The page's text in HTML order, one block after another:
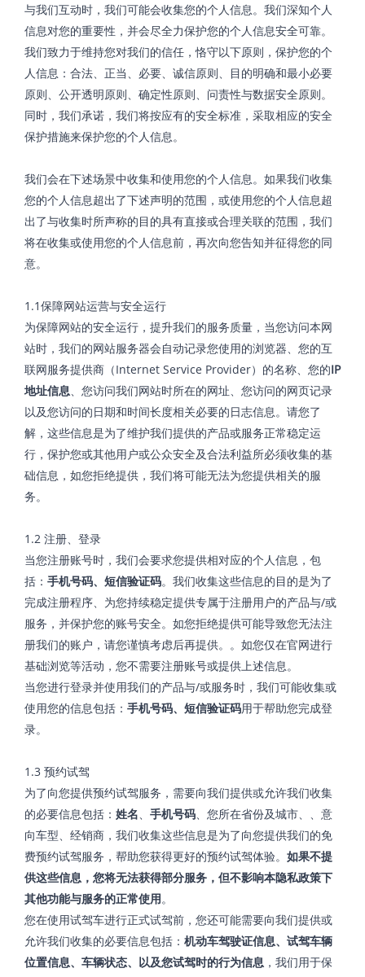
与我们互动时，我们可能会收集您的个人信息。我们深知个人
信息对您的重要性，并会尽全力保护您的个人信息安全可靠。
我们致力于维持您对我们的信任，恪守以下原则，保护您的个
人信息：合法、正当、必要、诚信原则、目的明确和最小必要
原则、公开透明原则、确定性原则、问责性与数据安全原则。
同时，我们承诺，我们将按应有的安全标准，采取相应的安全
保护措施来保护您的个人信息。
我们会在下述场景中收集和使用您的个人信息。如果我们收集
您的个人信息超出了下述声明的范围，或使用您的个人信息超
出了与收集时所声称的目的具有直接或合理关联的范围，我们
将在收集或使用您的个人信息前，再次向您告知并征得您的同
意。
1.1保障网站运营与安全运行
为保障网站的安全运行，提升我们的服务质量，当您访问本网
站时，我们的网站服务器会自动记录您使用的浏览器、您的互
联网服务提供商（Internet Service Provider）的名称、您的IP
地址信息、您访问我们网站时所在的网址、您访问的网页记录
以及您访问的日期和时间长度相关必要的日志信息。请您了
解，这些信息是为了维护我们提供的产品或服务正常稳定运
行，保护您或其他用户或公众安全及合法利益所必须收集的基
础信息，如您拒绝提供，我们将可能无法为您提供相关的服
务。
1.2 注册、登录
当您注册账号时，我们会要求您提供相对应的个人信息，包
括： 手机号码、短信验证码。我们收集这些信息的目的是为了
完成注册程序、为您持续稳定提供专属于注册用户的产品与/或
服务，并保护您的账号安全。如您拒绝提供可能导致您无法注
册我们的账户，请您谨慎考虑后再提供。。如您仅在官网进行
基础浏览等活动，您不需要注册账号或提供上述信息。
当您进行登录并使用我们的产品与/或服务时，我们可能收集或
使用您的信息包括： 手机号码、短信验证码用于帮助您完成登
录。
1.3 预约试驾
为了向您提供预约试驾服务，需要向我们提供或允许我们收集
的必要信息包括： 姓名、 手机号码、您所在省份及城市、、意
向车型、经销商，我们收集这些信息是为了向您提供我们的免
费预约试驾服务，帮助您获得更好的预约试驾体验。 如果不提
供这些信息，您将无法获得部分服务，但不影响本隐私政策下
其他功能与服务的正常使用。
您在使用试驾车进行正式试驾前，您还可能需要向我们提供或
允许我们收集的必要信息包括： 机动车驾驶证信息、试驾车辆
位置信息、车辆状态、以及您试驾时的行为信息，我们用于保